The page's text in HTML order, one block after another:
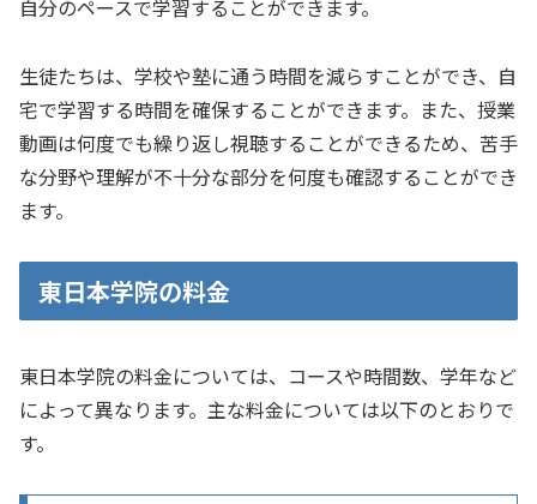
自分のペースで学習することができます。
生徒たちは、学校や塾に通う時間を減らすことができ、自
宅で学習する時間を確保することができます。また、授業
動画は何度でも繰り返し視聴することができるため、苦手
な分野や理解が不十分な部分を何度も確認することができ
ます。
東日本学院の料金
東日本学院の料金については、コースや時間数、学年など
によって異なります。主な料金については以下のとおりで
す。